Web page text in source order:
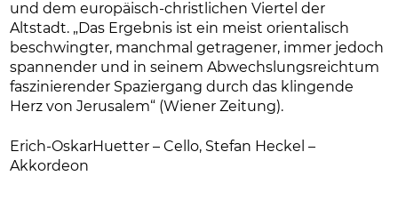
und dem europäisch-christlichen Viertel der
Altstadt. „Das Ergebnis ist ein meist orientalisch
beschwingter, manchmal getragener, immer jedoch
spannender und in seinem Abwechslungsreichtum
faszinierender Spaziergang durch das klingende
Herz von Jerusalem“ (Wiener Zeitung).
Erich-OskarHuetter – Cello, Stefan Heckel –
Akkordeon